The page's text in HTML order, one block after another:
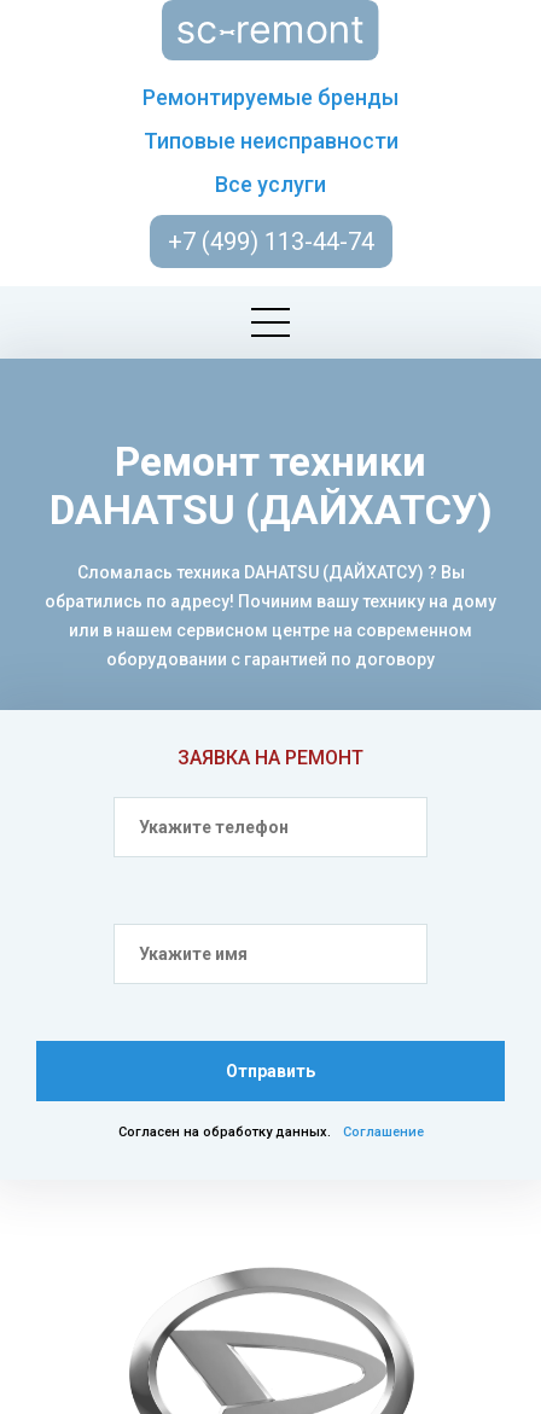
Ремонтируемые бренды
Типовые неисправности
Все услуги
+7 (499) 113-44-74
ЗАЯВКА НА РЕМОНТ
Отправить
Согласен на обработку данных. Соглашение
Ремонт техники
DAHATSU (ДАЙХАТСУ)
Сломалась техника DAHATSU (ДАЙХАТСУ) ? Вы
обратились по адресу! Починим вашу технику на дому
или в нашем сервисном центре на современном
оборудовании с гарантией по договору